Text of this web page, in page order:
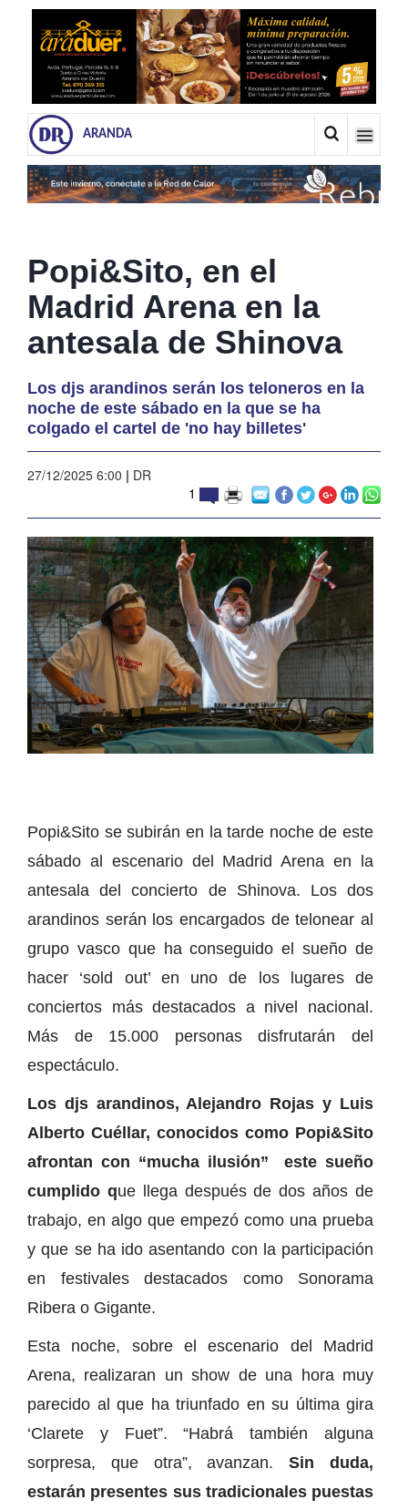
ARANDA
Popi&Sito, en el
Madrid Arena en la
antesala de Shinova
Los djs arandinos serán los teloneros en la
noche de este sábado en la que se ha
colgado el cartel de 'no hay billetes'
27/12/2025 6:00 | DR
1
Popi&Sito se subirán en la tarde noche de este
sábado al escenario del Madrid Arena en la
antesala del concierto de Shinova. Los dos
arandinos serán los encargados de telonear al
grupo vasco que ha conseguido el sueño de
hacer ‘sold out’ en uno de los lugares de
conciertos más destacados a nivel nacional.
Más de 15.000 personas disfrutarán del
espectáculo.
Los djs arandinos, Alejandro Rojas y Luis
Alberto Cuéllar, conocidos como Popi&Sito
afrontan con “mucha ilusión” este sueño
cumplido que llega después de dos años de
trabajo, en algo que empezó como una prueba
y que se ha ido asentando con la participación
en festivales destacados como Sonorama
Ribera o Gigante.
Esta noche, sobre el escenario del Madrid
Arena, realizaran un show de una hora muy
parecido al que ha triunfado en su última gira
‘Clarete y Fuet”. “Habrá también alguna
sorpresa, que otra”, avanzan.Sin duda,
estarán presentes sus tradicionales puestas